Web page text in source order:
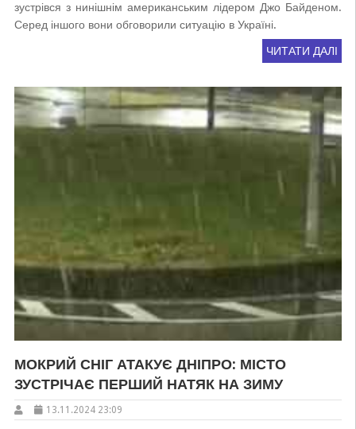
зустрівся з нинішнім американським лідером Джо Байденом.
Серед іншого вони обговорили ситуацію в Україні.
ЧИТАТИ ДАЛІ
МОКРИЙ СНІГ АТАКУЄ ДНІПРО: МІСТО
ЗУСТРІЧАЄ ПЕРШИЙ НАТЯК НА ЗИМУ
13.11.2024 23:09